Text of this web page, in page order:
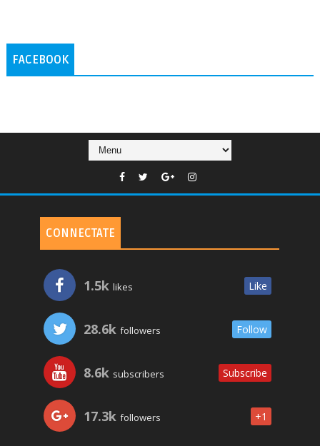
FACEBOOK
CONNECTATE
1.5k likes Like
28.6k followers Follow
8.6k subscribers Subscribe
17.3k followers +1